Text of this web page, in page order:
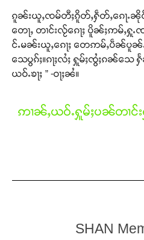
တႃႇႁႂ်ႈသဵင်ၵၢင်ၸႂ်ၵူၼ်းမိူင်း
တ်ႇ တူဝ်ႈလုမ်ႈၾႃႉၼၼ်ႉ ၶဝ်
ၵူၼ်းယူႇၸမ်တီႈၵိူတ်ႇႁဵတ်ႇၵေႃႉၼိုင်
တေႃႇ တၢင်းလႂ်ၵေႃႈ ပိူၼ်ႈဢမ်ႇႁူႉ
င်ႉမၼ်းယူႇၵေႃႈ တေဢမ်ႇပဵၼ်ပူၼ်
သေပွၵ်ႈ။ၵႃႈလႆႈ ႁူမ်ႈၸွႆႈၵၼ်သ
ယဝ်ႉၶႃႈ ” -ဝႃႈၼႆ။
ဢၢၼ်ႇယဝ်ႉႁူမ်ႈပၼ်တၢ
SHAN